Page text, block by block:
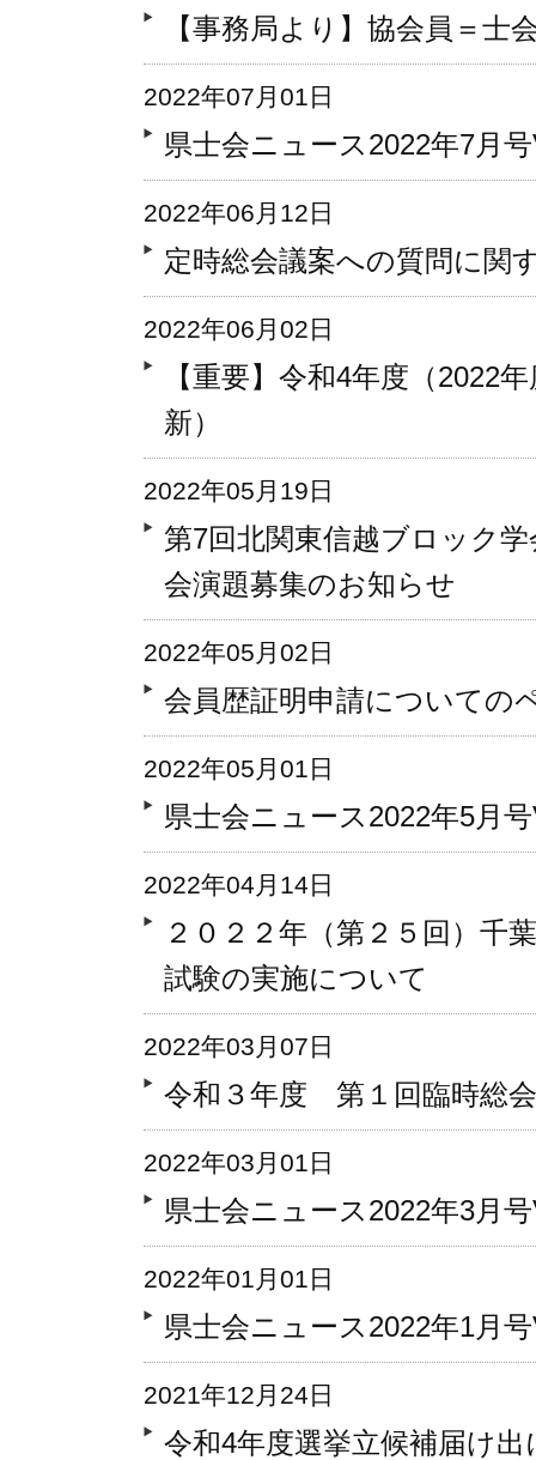
【事務局より】協会員＝
2022年07月01日
県士会ニュース2022年7月
2022年06月12日
定時総会議案への質問に関
2022年06月02日
【重要】令和4年度（2022
新）
2022年05月19日
第7回北関東信越ブロック
会演題募集のお知らせ
2022年05月02日
会員歴証明申請についての
2022年05月01日
県士会ニュース2022年5月
2022年04月14日
２０２２年（第２５回）千
試験の実施について
2022年03月07日
令和３年度 第１回臨時総
2022年03月01日
県士会ニュース2022年3月
2022年01月01日
県士会ニュース2022年1月
2021年12月24日
令和4年度選挙立候補届け